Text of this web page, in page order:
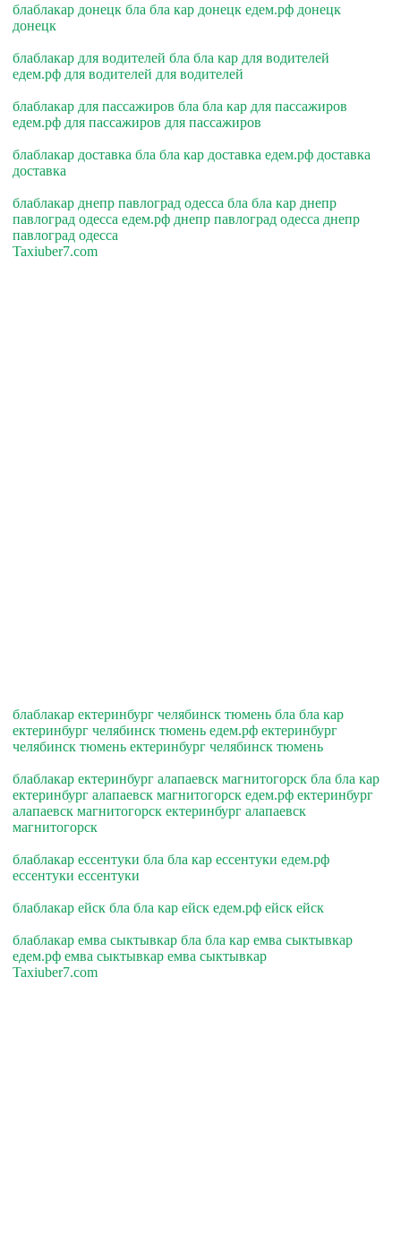
блаблакар донецк бла бла кар донецк едем.рф донецк
донецк
блаблакар для водителей бла бла кар для водителей
едем.рф для водителей для водителей
блаблакар для пассажиров бла бла кар для пассажиров
едем.рф для пассажиров для пассажиров
блаблакар доставка бла бла кар доставка едем.рф доставка
доставка
блаблакар днепр павлоград одесса бла бла кар днепр
павлоград одесса едем.рф днепр павлоград одесса днепр
павлоград одесса
Taxiuber7.com
блаблакар ектеринбург челябинск тюмень бла бла кар
ектеринбург челябинск тюмень едем.рф ектеринбург
челябинск тюмень ектеринбург челябинск тюмень
блаблакар ектеринбург алапаевск магнитогорск бла бла кар
ектеринбург алапаевск магнитогорск едем.рф ектеринбург
алапаевск магнитогорск ектеринбург алапаевск
магнитогорск
блаблакар ессентуки бла бла кар ессентуки едем.рф
ессентуки ессентуки
блаблакар ейск бла бла кар ейск едем.рф ейск ейск
блаблакар емва сыктывкар бла бла кар емва сыктывкар
едем.рф емва сыктывкар емва сыктывкар
Taxiuber7.com